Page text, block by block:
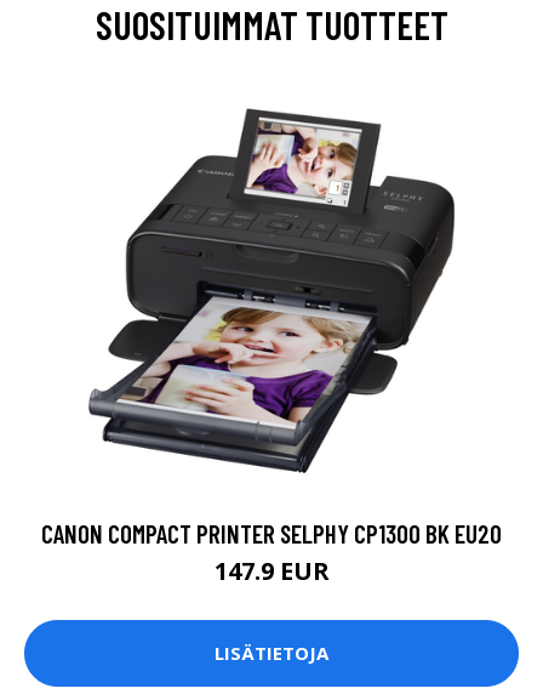
SUOSITUIMMAT TUOTTEET
CANON COMPACT PRINTER SELPHY CP1300 BK EU20
147.9 EUR
LISÄTIETOJA